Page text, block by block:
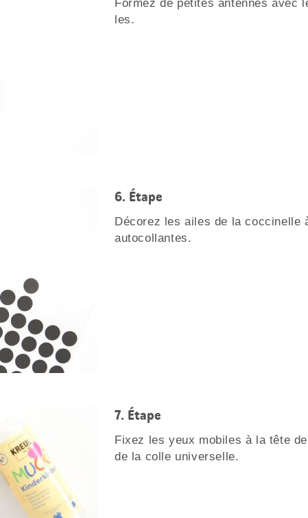
Formez de petites antennes avec
les.
Étape
Décorez les ailes de la coccinelle
autocollantes.
Étape
Fixez les yeux mobiles à la tête
de la colle universelle.